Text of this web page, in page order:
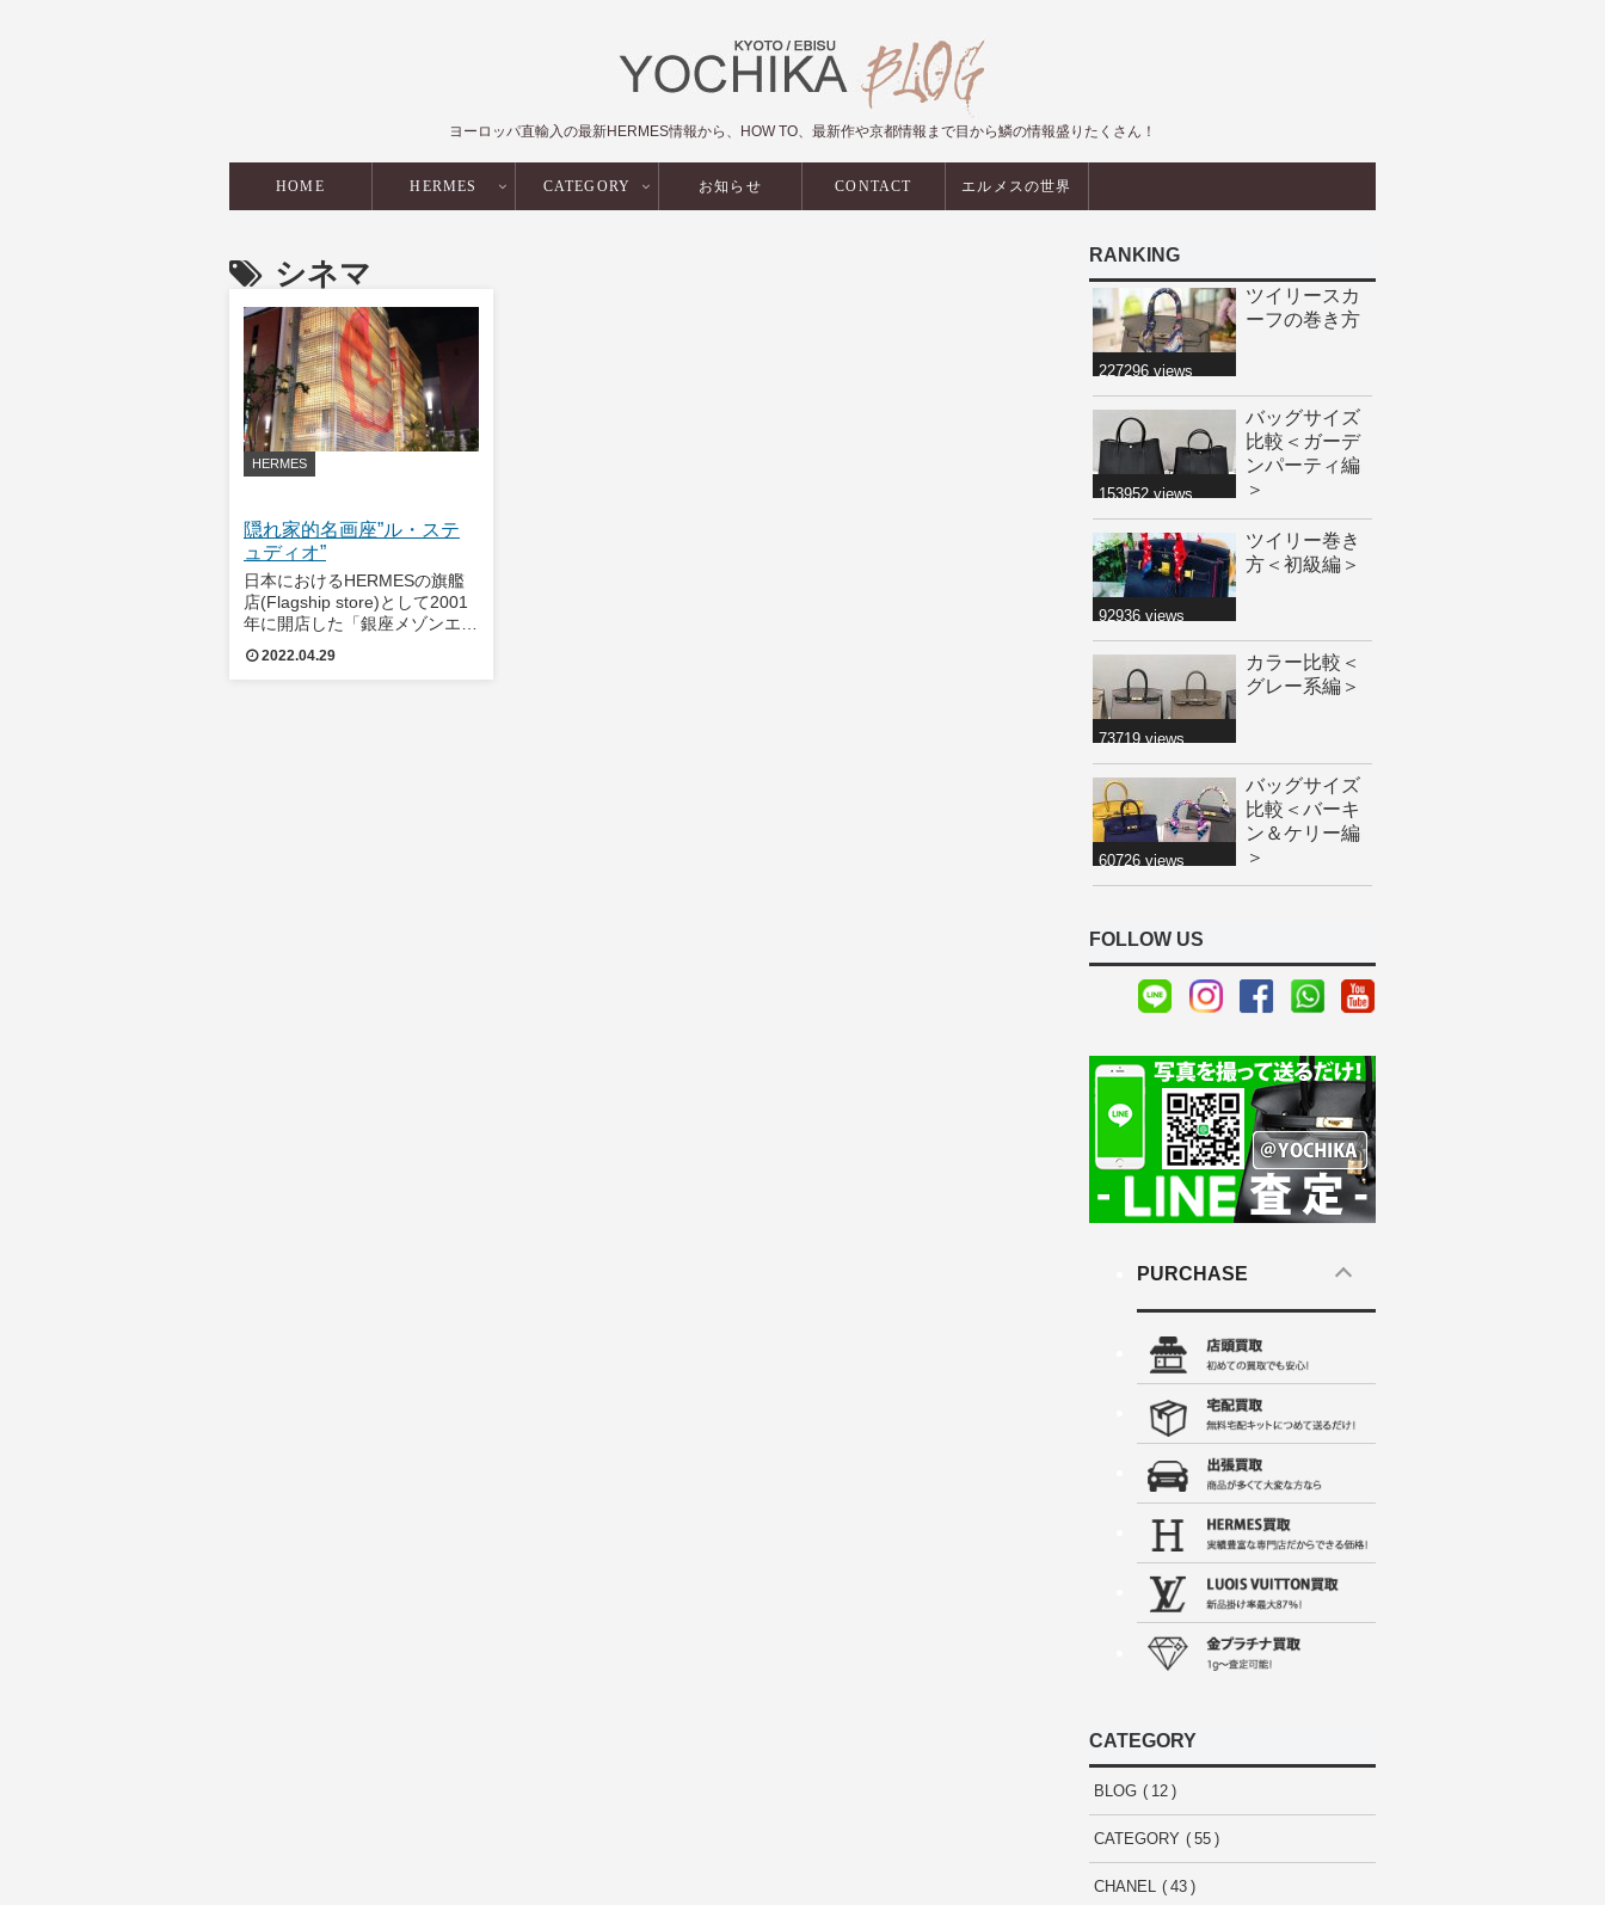
ヨーロッパ直輸入の最新HERMES情報から、HOW TO、最新作や京都情報まで目から鱗の情報盛りたくさん！
HOME HERMES CATEGORY お知らせ CONTACT エルメスの世界
シネマ
HERMES
隠れ家的名画座”ル・ステ
ュディオ”
日本におけるHERMESの旗艦
店(Flagship store)として2001
年に開店した「銀座メゾンエル
メス」は、ブティックを構えつ
つ、路面には年間テーマのウィ
2022.04.29
RANKING
ツイリースカ
ーフの巻き方
227296 views
バッグサイズ
比較＜ガーデ
ンパーティ編
＞
153952 views
ツイリー巻き
方＜初級編＞
92936 views
カラー比較＜
グレー系編＞
73719 views
バッグサイズ
比較＜バーキ
ン＆ケリー編
＞
60726 views
FOLLOW US
PURCHASE
CATEGORY
BLOG 12
CATEGORY 55
CHANEL 43